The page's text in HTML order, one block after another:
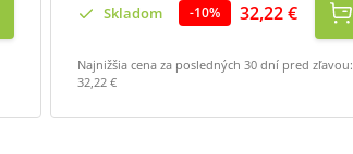
Skladom -10% 32,22 €
Najnižšia cena za posledných 30 dní pred zľavou:
32,22 €